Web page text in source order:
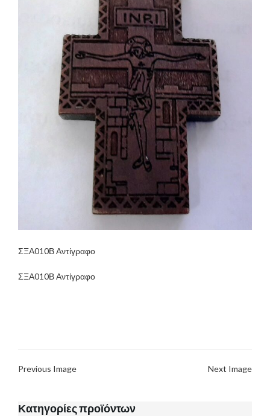
ΣΞΑ010Β Αντίγραφο
ΣΞΑ010Β Αντίγραφο
Previous Image Next Image
Κατηγορίες προϊόντων